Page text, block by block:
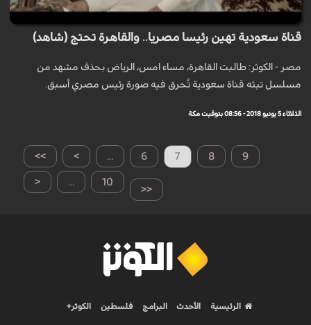
قناة سعودية تهين رئيسا مصريا.. والقاهرة تحتج (شاهد)
مصر - الكوثر: طالبت القاهرة، مساء امس، الرياض بحذف مشهد من
مسلسل تبثه قناة سعودية تُحرق فيه صورة رئيس مصري أسبق.
الثلاثاء 5 يونيو 2018 - 08:56 بتوقيت مكة
>> > ... 6 7 8 9
10
...
<
<<
الرئيسية الأحدث البرامج فلسطين الكوثر+